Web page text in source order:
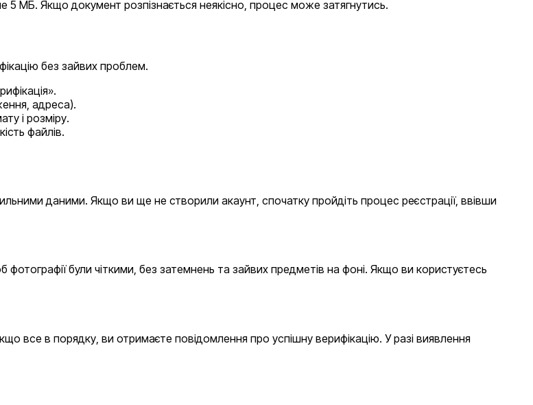
МБ. Якщо документ розпізнається неякісно, процес може затягнутись.
без зайвих проблем.
адреса).
і розміру.
файлів.
даними. Якщо ви ще не створили акаунт, спочатку пройдіть процес реєстрації, ввівши
були чіткими, без затемнень та зайвих предметів на фоні. Якщо ви користуєтесь
все в порядку, ви отримаєте повідомлення про успішну верифікацію. У разі виявлення